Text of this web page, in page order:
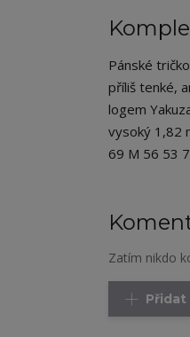
Pánské
příliš tenké,
logem
vysoký 1,82
69 M 56 53
Zatím nikdo